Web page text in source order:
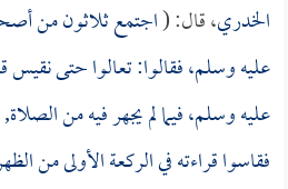
الخدري، قال: (اجتمع ثلاثون من
عليه وسلم، فقالوا: تعالوا حتى نقيس
عليه وسلم، فيما لم يجهر فيه من
فقاسوا قراءته في الركعة الأولى من